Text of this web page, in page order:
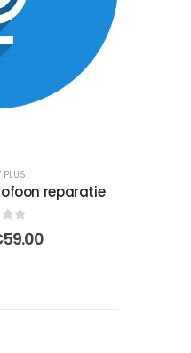
PLUS
reparatie
of 5
59.00Huidige